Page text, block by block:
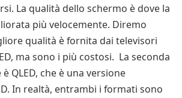
La qualità dello schermo è dove la
più velocemente. Diremo
qualità è fornita dai televisori
ma sono i più costosi. La seconda
QLED, che è una versione
In realtà, entrambi i formati sono